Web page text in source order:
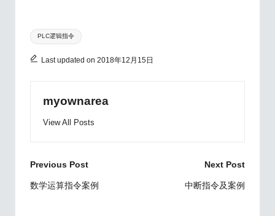
Tags:
PLC逻辑指令
Last updated on 2018年12月15日
myownarea
View All Posts
Post
navigation
Previous Post
数学运算指令案例
Next Post
中断指令及案例